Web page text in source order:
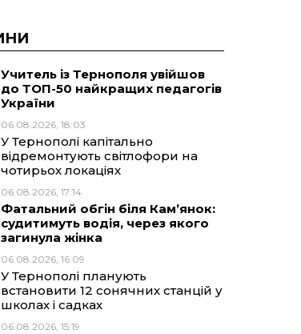
Учитель із Тернополя увійшов
до ТОП-50 найкращих педагогів
України
06.08.2026, 18:03
У Тернополі капітально
відремонтують світлофори на
чотирьох локаціях
06.08.2026, 17:14
Фатальний обгін біля Кам’янок:
судитимуть водія, через якого
загинула жінка
06.08.2026, 16:09
У Тернополі планують
встановити 12 сонячних станцій у
школах і садках
06.08.2026, 15:19